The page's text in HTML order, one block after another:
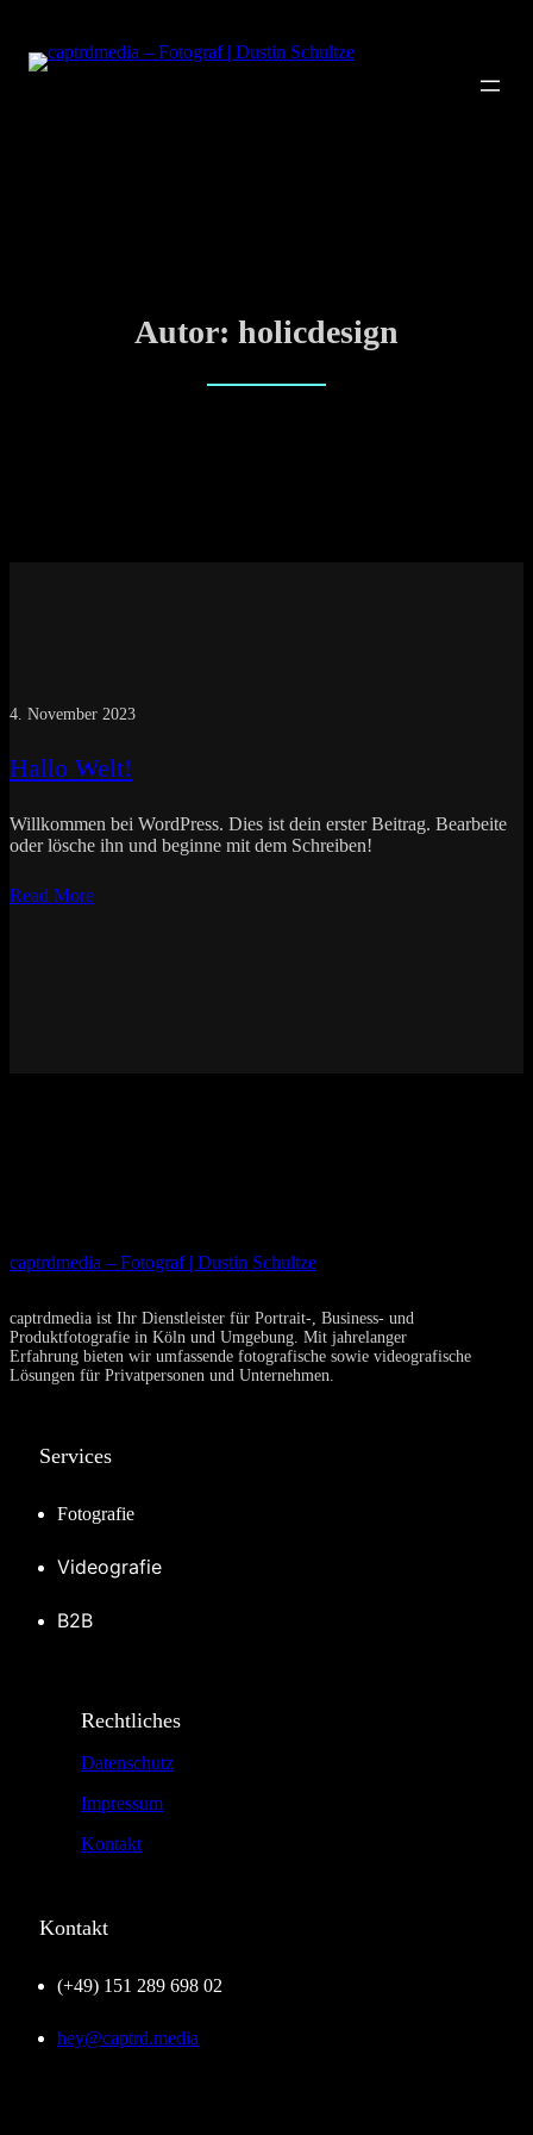
springen
Autor: holicdesign
4. November 2023
Hallo Welt!
Willkommen bei WordPress. Dies ist dein erster Beitrag. Bearbeite
oder lösche ihn und beginne mit dem Schreiben!
Read More
captrdmedia – Fotograf | Dustin Schultze
captrdmedia ist Ihr Dienstleister für Portrait-, Business- und
Produktfotografie in Köln und Umgebung. Mit jahrelanger
Erfahrung bieten wir umfassende fotografische sowie videografische
Lösungen für Privatpersonen und Unternehmen.
Services
Fotografie
Videografie
B2B
Rechtliches
Datenschutz
Impressum
Kontakt
Kontakt
(+49) 151 289 698 02
hey@captrd.media